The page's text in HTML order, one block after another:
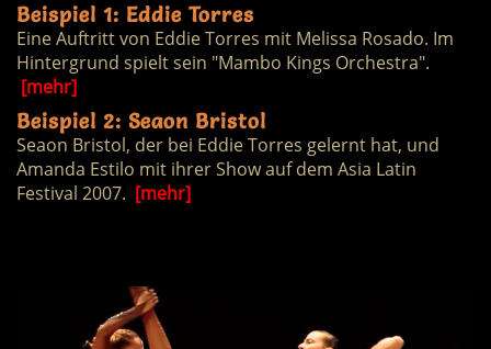
Beispiel 1: Eddie Torres
Eine Auftritt von Eddie Torres mit Melissa Rosado. Im
Hintergrund spielt sein "Mambo Kings Orchestra".
[mehr]
Beispiel 2: Seaon Bristol
Seaon Bristol, der bei Eddie Torres gelernt hat, und
Amanda Estilo mit ihrer Show auf dem Asia Latin
Festival 2007. [mehr]